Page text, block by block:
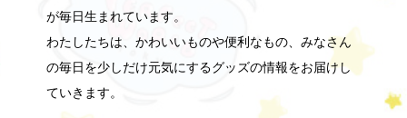
が毎日生まれています。
わたしたちは、かわいいものや便利なもの、みなさん
の毎日を少しだけ元気にするグッズの情報をお届けし
ていきます。